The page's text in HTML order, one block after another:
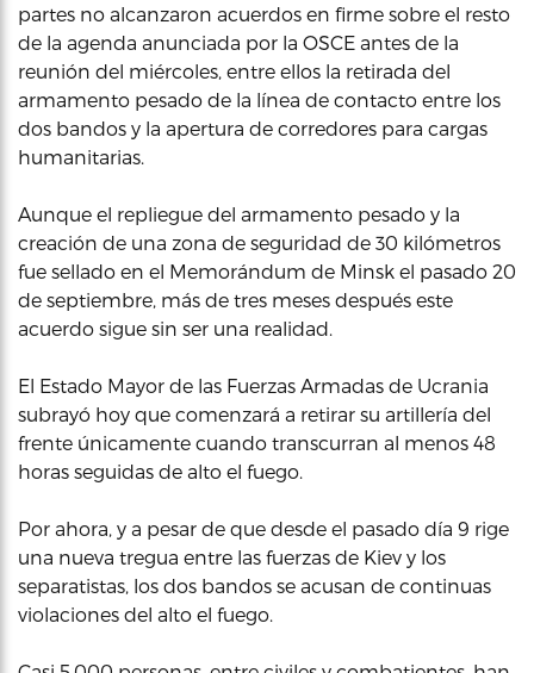
partes no alcanzaron acuerdos en firme sobre el resto
de la agenda anunciada por la OSCE antes de la
reunión del miércoles, entre ellos la retirada del
armamento pesado de la línea de contacto entre los
dos bandos y la apertura de corredores para cargas
humanitarias.
Aunque el repliegue del armamento pesado y la
creación de una zona de seguridad de 30 kilómetros
fue sellado en el Memorándum de Minsk el pasado 20
de septiembre, más de tres meses después este
acuerdo sigue sin ser una realidad.
El Estado Mayor de las Fuerzas Armadas de Ucrania
subrayó hoy que comenzará a retirar su artillería del
frente únicamente cuando transcurran al menos 48
horas seguidas de alto el fuego.
Por ahora, y a pesar de que desde el pasado día 9 rige
una nueva tregua entre las fuerzas de Kiev y los
separatistas, los dos bandos se acusan de continuas
violaciones del alto el fuego.